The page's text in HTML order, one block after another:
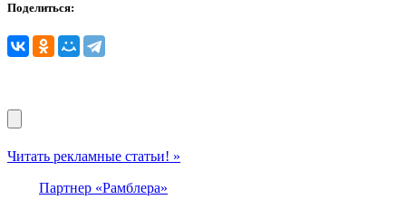
Поделиться:
Читать рекламные статьи! »
Партнер «Рамблера»